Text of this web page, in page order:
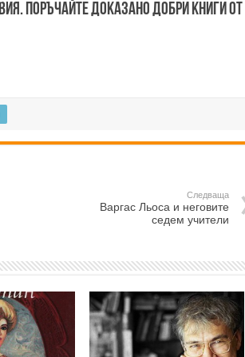
Поръчайте доказано добри книги от
Следваща
Варгас Льоса и неговите
седем учители